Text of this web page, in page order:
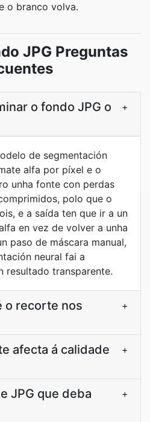
o branco volva.
JPG Preguntas
o fondo JPG o
+
de segmentación
alfa por píxel e o
unha fonte con perdas
polo que o
e a saída ten que ir a un
en vez de volver a unha
paso de máscara manual,
neural fai a
resultado transparente.
o recorte nos
+
afecta á calidade
+
JPG que deba
+